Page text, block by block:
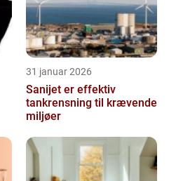
31 januar 2026
Sanijet er effektiv
tankrensning til krævende
miljøer